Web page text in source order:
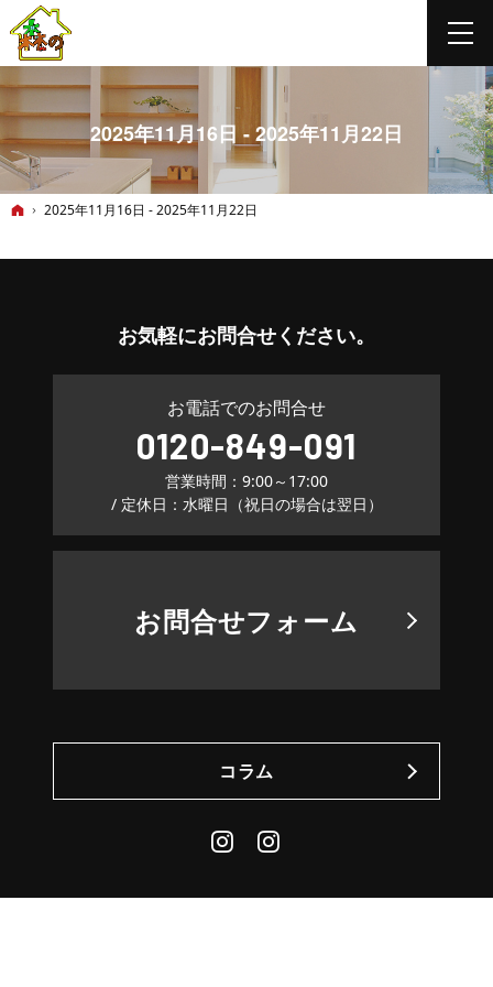
2025年11月16日 - 2025年11月22日
ホーム
2025年11月16日 - 2025年11月22日
お気軽にお問合せください。
お電話でのお問合せ
0120-849-091
営業時間：9:00～17:00
/ 定休日：水曜日（祝日の場合は翌日）
お問合せフォーム
コラム
Instagram